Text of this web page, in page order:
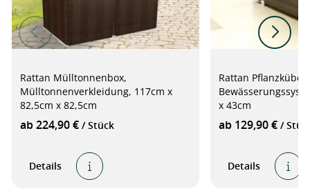
Rattan Mülltonnenbox,
Mülltonnenverkleidung, 117cm x
82,5cm x 82,5cm
ab 224,90 € / Stück
Details
Rattan Pflanzkübel
x 43cm
ab 129,90 € /
Details